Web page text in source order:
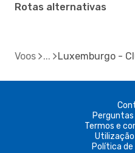
Rotas alternativas
Voos Luxemburgo -
Termos e
Política